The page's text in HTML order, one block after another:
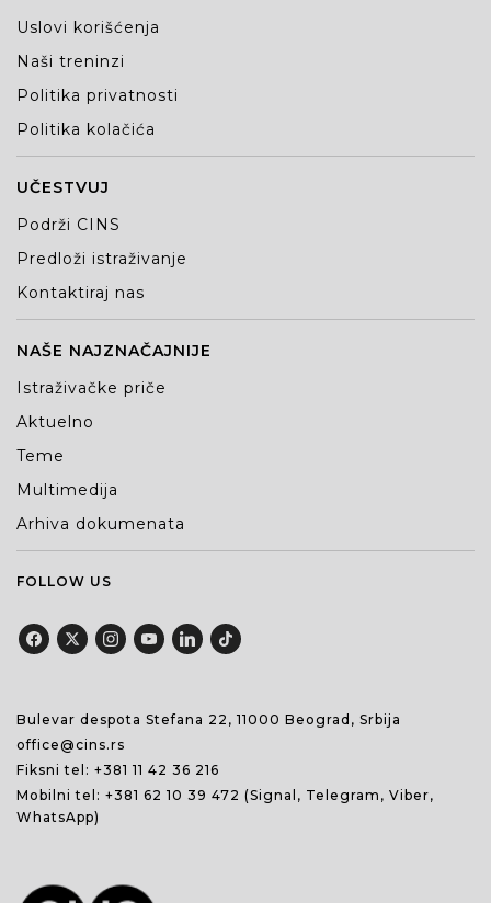
Uslovi korišćenja
Naši treninzi
Politika privatnosti
Politika kolačića
UČESTVUJ
Podrži CINS
Predloži istraživanje
Kontaktiraj nas
NAŠE NAJZNAČAJNIJE
Istraživačke priče
Aktuelno
Teme
Multimedija
Arhiva dokumenata
FOLLOW US
Bulevar despota Stefana 22, 11000 Beograd, Srbija
office@cins.rs
Fiksni tel: +381 11 42 36 216
Mobilni tel: +381 62 10 39 472 (Signal, Telegram, Viber,
WhatsApp)